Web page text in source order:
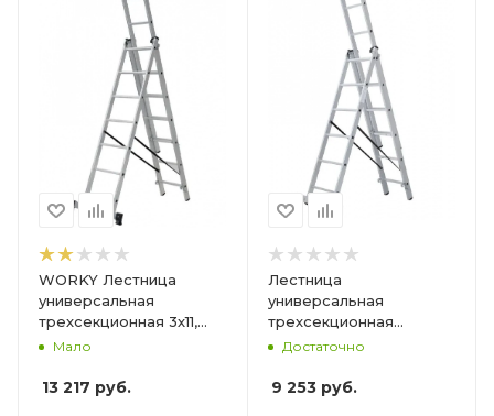
WORKY Лестница
универсальная
трехсекционная 3х11,
высота 3. 14/ 5. 13/ 7. 15 м
Мало
13 217 руб.
Лестница
универсальная
трехсекционная
СТАНДАРТ 3х6, высота
Достаточно
9 253руб.